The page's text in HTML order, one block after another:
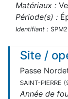
Matériaux :
Période(s) :
Identifiant :
Site /
Passe
SAINT-
Année de